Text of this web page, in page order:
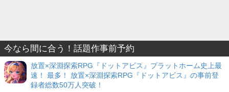
今なら間に合う！話題作事前予約
放置×深淵探索RPG『ドットアビス』プラットホーム史上最
速！ 最多！ 放置×深淵探索RPG『ドットアビス』の事前登
録者総数50万人突破！